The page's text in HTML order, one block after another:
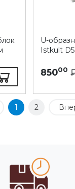
U-
Istkult
85000
1 2